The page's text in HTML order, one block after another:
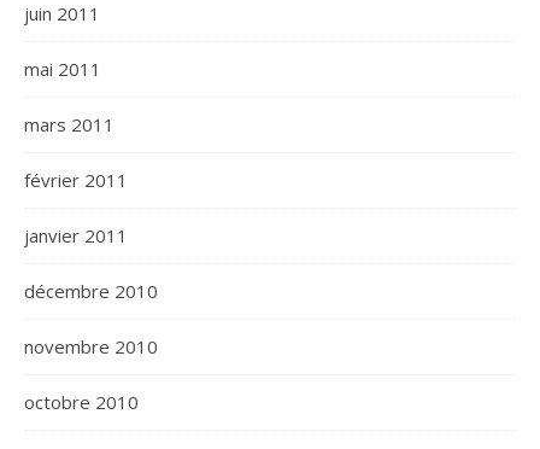
juin 2011
mai 2011
mars 2011
février 2011
janvier 2011
décembre 2010
novembre 2010
octobre 2010